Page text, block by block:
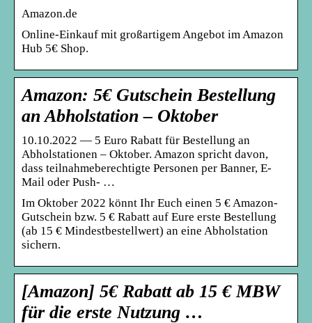
Amazon.de
Online-Einkauf mit großartigem Angebot im Amazon
Hub 5€ Shop.
Amazon: 5€ Gutschein Bestellung
an Abholstation – Oktober
10.10.2022 — 5 Euro Rabatt für Bestellung an
Abholstationen – Oktober. Amazon spricht davon,
dass teilnahmeberechtigte Personen per Banner, E-
Mail oder Push- …
Im Oktober 2022 könnt Ihr Euch einen 5 € Amazon-
Gutschein bzw. 5 € Rabatt auf Eure erste Bestellung
(ab 15 € Mindestbestellwert) an eine Abholstation
sichern.
[Amazon] 5€ Rabatt ab 15 € MBW
für die erste Nutzung …